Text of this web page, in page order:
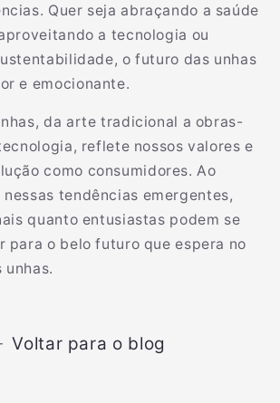
Quer seja abraçando a saúde
a tecnologia ou
o futuro das unhas
e emocionante.
da arte tradicional a obras-
reflete nossos valores e
como consumidores. Ao
tendências emergentes,
quanto entusiastas podem se
para o belo futuro que espera no
unhas.
Voltar para o blog